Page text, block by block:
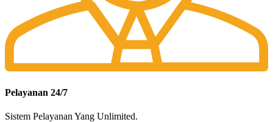
Pelayanan 24/7
Sistem Pelayanan Yang Unlimited.